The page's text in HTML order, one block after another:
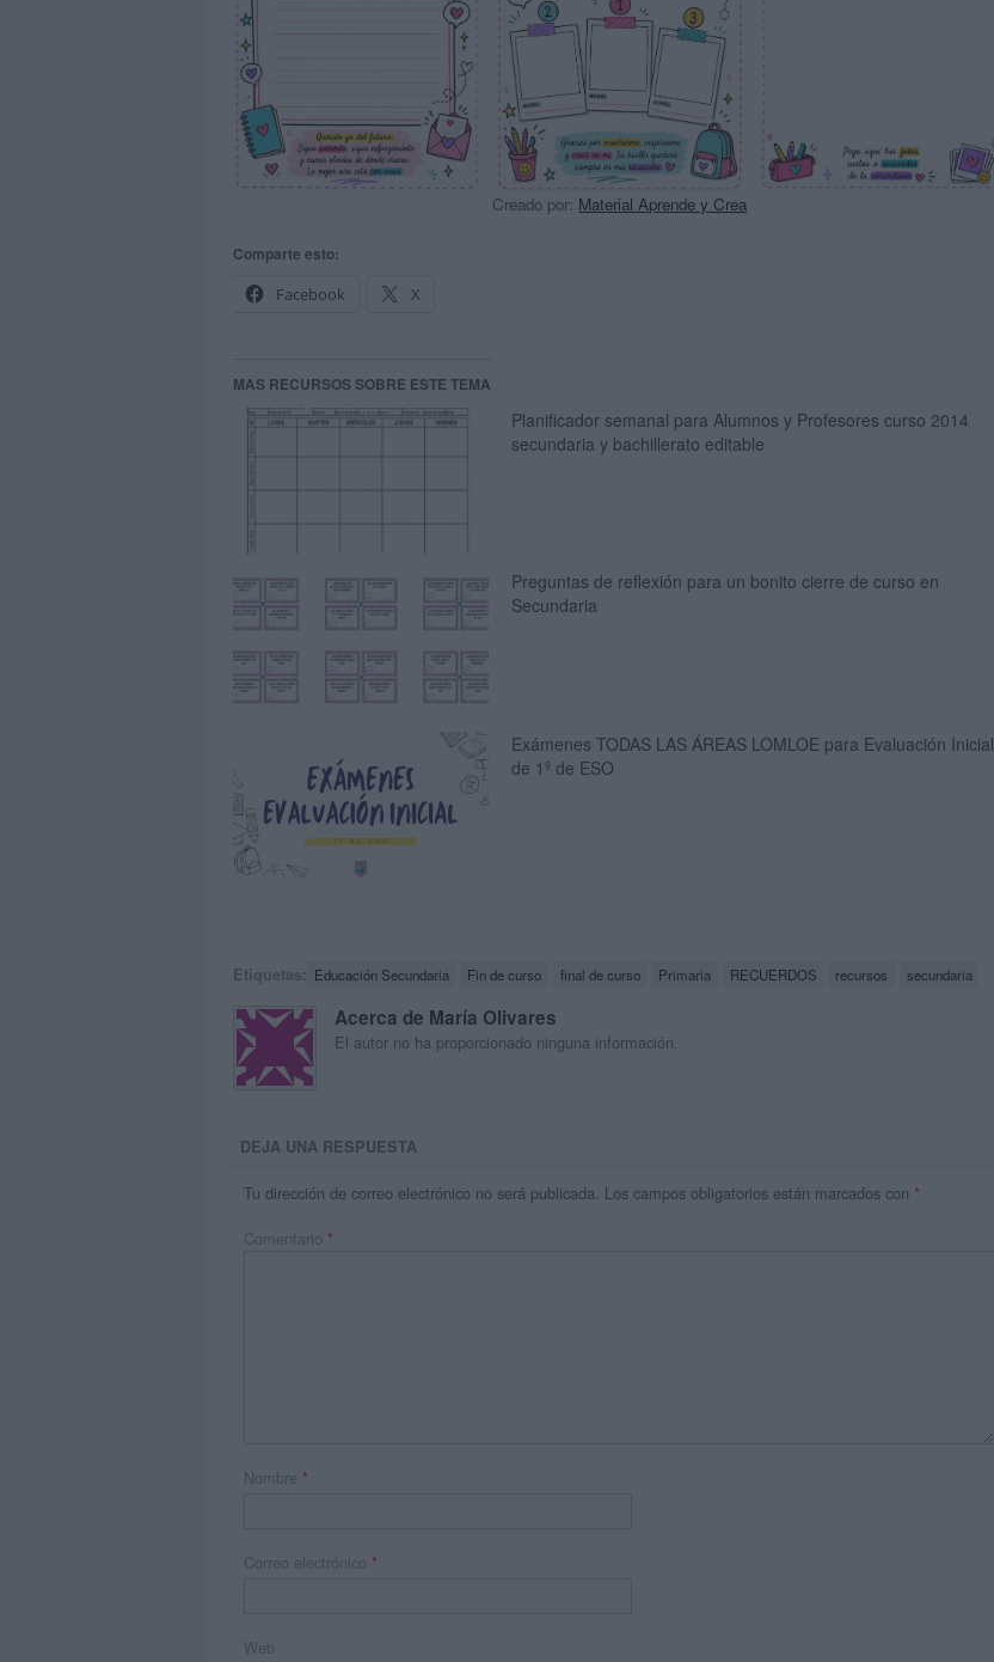
Creado por: Material Aprende y Crea
Comparte esto:
Facebook
X
MAS RECURSOS SOBRE ESTE TEMA
Planificador semanal para Alumnos y Profesores curso 2014
secundaria y bachillerato editable
Preguntas de reflexión para un bonito cierre de curso en
Secundaria
Exámenes TODAS LAS ÁREAS LOMLOE para Evaluación Inicial
de 1º de ESO
Etiquetas: Educación Secundaria Fin de curso final de curso Primaria RECUERDOS recursos secundaria
Acerca de María Olivares
El autor no ha proporcionado ninguna información.
DEJA UNA RESPUESTA
Tu dirección de correo electrónico no será publicada. Los campos obligatorios están marcados con *
Comentario *
Nombre *
Correo electrónico *
Web